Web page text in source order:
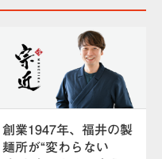
創業1947年、福井の製
麺所が“変わらない